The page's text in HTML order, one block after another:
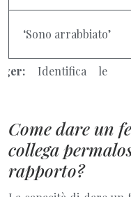
‘Sono arrabbiato’
Come dare un
collega
rapporto?